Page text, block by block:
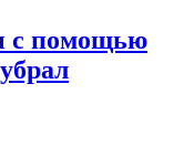
с помощью